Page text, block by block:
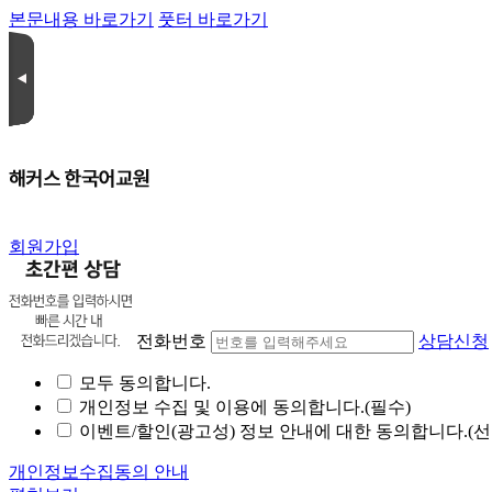
본문내용 바로가기 풋터 바로가기
회원가입
전화번호 상담신청
모두 동의합니다.
개인정보 수집 및 이용에 동의합니다.(필수)
이벤트/할인(광고성) 정보 안내에 대한 동의합니다.(
개인정보수집동의 안내